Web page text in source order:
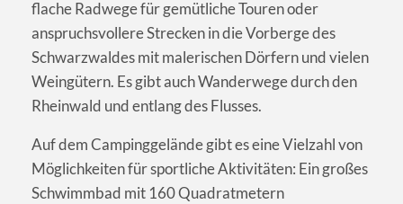
flache Radwege für gemütliche Touren oder
anspruchsvollere Strecken in die Vorberge des
Schwarzwaldes mit malerischen Dörfern und vielen
Weingütern. Es gibt auch Wanderwege durch den
Rheinwald und entlang des Flusses.
Auf dem Campinggelände gibt es eine Vielzahl von
Möglichkeiten für sportliche Aktivitäten: Ein großes
Schwimmbad mit 160 Quadratmetern